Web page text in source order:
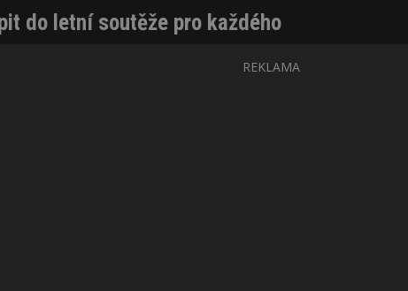
do letní soutěže pro každého
REKLAMA